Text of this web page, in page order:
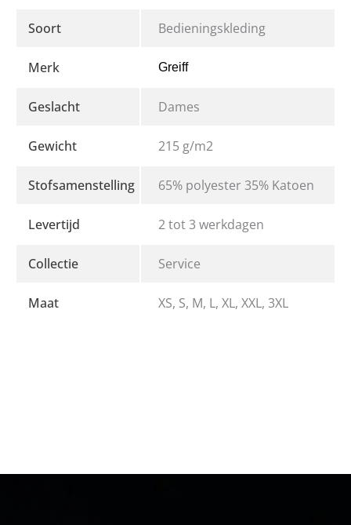
Soort Bedieningskleding
Merk Greiff
Geslacht Dames
Gewicht 215 g/m2
Stofsamenstelling 65% polyester 35% Katoen
Levertijd 2 tot 3 werkdagen
Collectie Service
Maat XS, S, M, L, XL, XXL, 3XL